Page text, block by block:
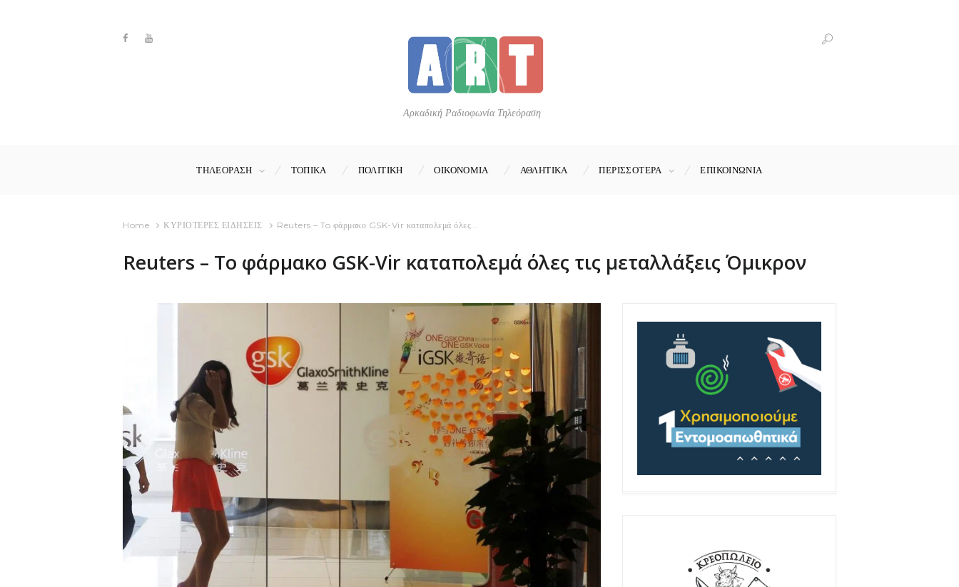
Αρκαδική Ραδιοφωνία Τηλεόραση
ΤΗΛΕΟΡΑΣΗ ΤΟΠΙΚΑ ΠΟΛΙΤΙΚΗ ΟΙΚΟΝΟΜΙΑ ΑΘΛΗΤΙΚΑ ΠΕΡΙΣΣΟΤΕΡΑ ΕΠΙΚΟΙΝΩΝΊΑ
Home ΚΥΡΙΟΤΕΡΕΣ ΕΙΔΗΣΕΙΣ Reuters – To φάρμακο GSK-Vir καταπολεμά όλες...
Reuters – To φάρμακο GSK-Vir καταπολεμά όλες τις μεταλλάξεις Όμικρον